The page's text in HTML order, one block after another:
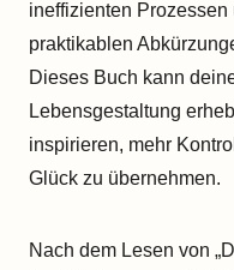
ineffizienten
praktikablen
Dieses Buch kann
Lebensgestaltung
inspirieren, mehr
Glück zu übernehmen.
Nach dem Lesen von